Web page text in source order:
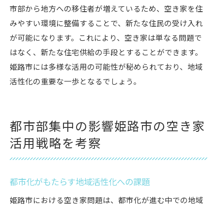
市部から地方への移住者が増えているため、空き家を住
みやすい環境に整備することで、新たな住民の受け入れ
が可能になります。これにより、空き家は単なる問題で
はなく、新たな住宅供給の手段とすることができます。
姫路市には多様な活用の可能性が秘められており、地域
活性化の重要な一歩となるでしょう。
都市部集中の影響姫路市の空き家
活用戦略を考察
都市化がもたらす地域活性化への課題
姫路市における空き家問題は、都市化が進む中での地域